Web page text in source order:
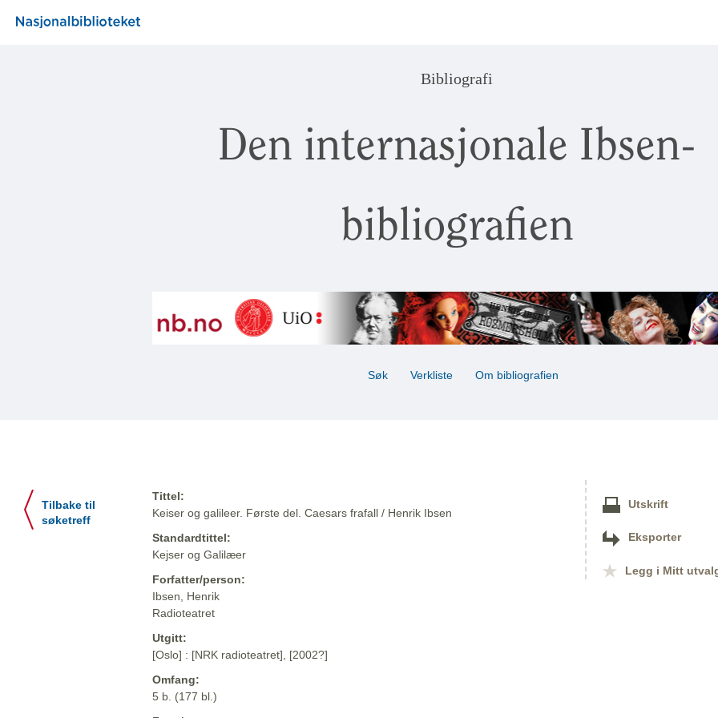
Bibliografi
Den internasjonale Ibsen-
bibliografien
Søk Verkliste Om bibliografien
Tilbake til
søketreff
Tittel:
Keiser og galileer. Første del. Caesars frafall / Henrik Ibsen
Standardtittel:
Kejser og Galilæer
Forfatter/person:
Ibsen, Henrik
Radioteatret
Utgitt:
[Oslo] : [NRK radioteatret], [2002?]
Omfang:
5 b. (177 bl.)
Utskrift
Eksporter
Legg i Mitt